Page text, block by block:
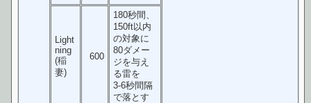
Light
ning
(稲
妻)
600
180秒間、
150ft以内
の対象に
80ダメー
ジを与え
る雷を
3-6秒間隔
で落とす